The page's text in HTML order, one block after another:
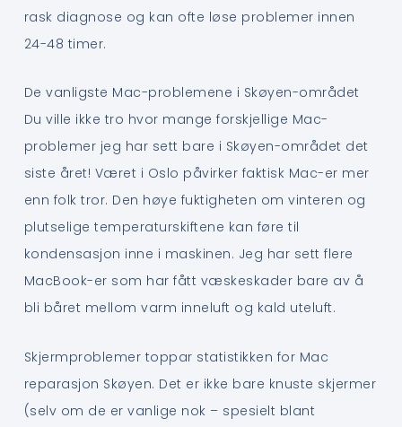
rask diagnose og kan ofte løse problemer innen
24-48 timer.
De vanligste Mac-problemene i Skøyen-området
Du ville ikke tro hvor mange forskjellige Mac-
problemer jeg har sett bare i Skøyen-området det
siste året! Været i Oslo påvirker faktisk Mac-er mer
enn folk tror. Den høye fuktigheten om vinteren og
plutselige temperaturskiftene kan føre til
kondensasjon inne i maskinen. Jeg har sett flere
MacBook-er som har fått væskeskader bare av å
bli båret mellom varm inneluft og kald uteluft.
Skjermproblemer toppar statistikken for Mac
reparasjon Skøyen. Det er ikke bare knuste skjermer
(selv om de er vanlige nok – spesielt blant